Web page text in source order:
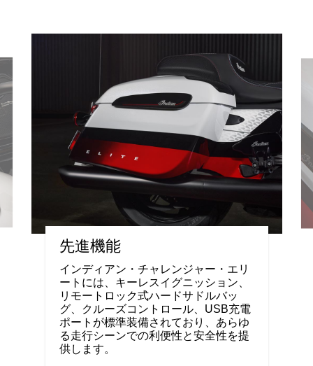
先進機能
インディアン・チャレンジャー・エリ
ートには、キーレスイグニッション、
リモートロック式ハードサドルバッ
グ、クルーズコントロール、USB充電
ポートが標準装備されており、あらゆ
る走行シーンでの利便性と安全性を提
供します。